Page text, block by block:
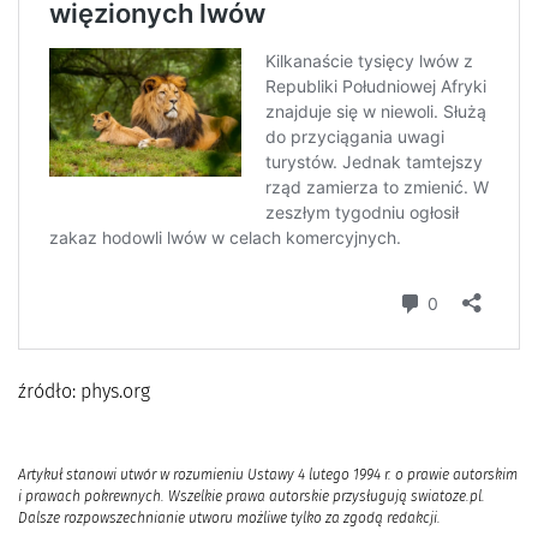
źródło: phys.org
Artykuł stanowi utwór w rozumieniu Ustawy 4 lutego 1994 r. o prawie autorskim
i prawach pokrewnych. Wszelkie prawa autorskie przysługują swiatoze.pl.
Dalsze rozpowszechnianie utworu możliwe tylko za zgodą redakcji.